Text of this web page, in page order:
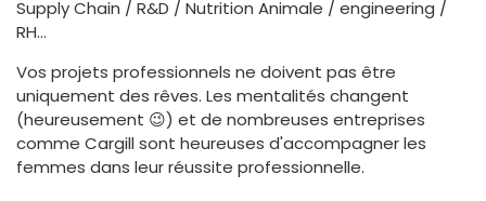
Supply Chain / R&D / Nutrition Animale / engineering /
RH...
Vos projets professionnels ne doivent pas être
uniquement des rêves. Les mentalités changent
(heureusement 😉) et de nombreuses entreprises
comme Cargill sont heureuses d'accompagner les
femmes dans leur réussite professionnelle.